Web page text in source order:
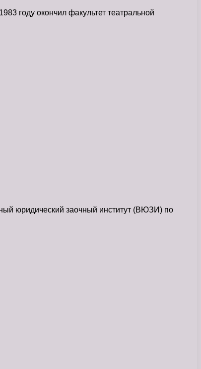
году окончил факультет театральной
юридический заочный институт (ВЮЗИ) по